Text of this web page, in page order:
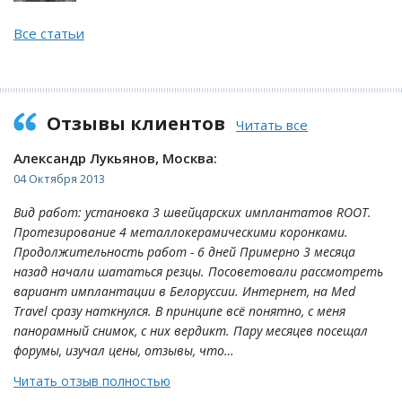
Все статьи
Отзывы клиентов
Читать все
Александр Лукьянов, Москва:
04 Октября 2013
Вид работ: установка 3 швейцарских имплантатов ROOT.
Протезирование 4 металлокерамическими коронками.
Продолжительность работ - 6 дней Примерно 3 месяца
назад начали шататься резцы. Посоветовали рассмотреть
вариант имплантации в Белоруссии. Интернет, на Med
Travel сразу наткнулся. В принципе всё понятно, с меня
панорамный снимок, с них вердикт. Пару месяцев посещал
форумы, изучал цены, отзывы, что…
Читать отзыв полностью